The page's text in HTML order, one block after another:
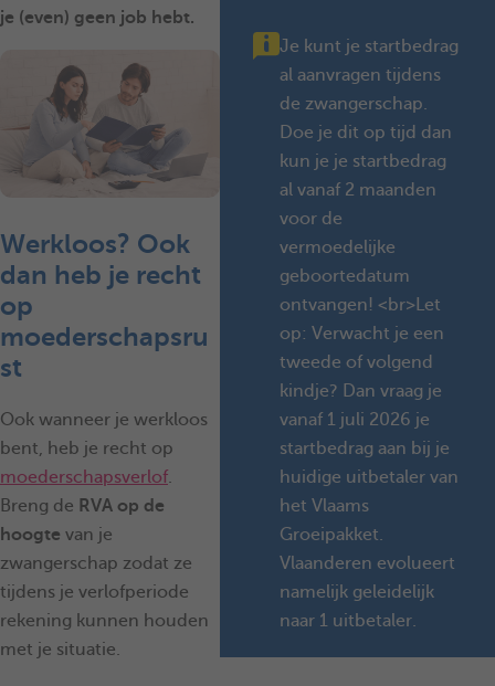
je (even) geen job hebt.
Werkloos? Ook
dan heb je recht
op
moederschapsru
st
Ook wanneer je werkloos
bent, heb je recht op
moederschapsverlof.
Breng de RVA op de
hoogte van je
zwangerschap zodat ze
tijdens je verlofperiode
rekening kunnen houden
met je situatie.
Je kunt je startbedrag
al aanvragen tijdens
de zwangerschap.
Doe je dit op tijd dan
kun je je startbedrag
al vanaf 2 maanden
voor de
vermoedelijke
geboortedatum
ontvangen! <br>Let
op: Verwacht je een
tweede of volgend
kindje? Dan vraag je
vanaf 1 juli 2026 je
startbedrag aan bij je
huidige uitbetaler van
het Vlaams
Groeipakket.
Vlaanderen evolueert
namelijk geleidelijk
naar 1 uitbetaler.